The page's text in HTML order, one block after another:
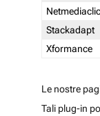
Stackadapt
Xformance
Le nostre
Tali plug-in